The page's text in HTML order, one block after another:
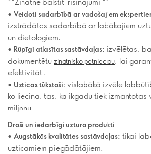
• Veidoti sadarbībā ar vadošajiem
izstrādātas sadarbībā ar labākajiem
un dietologiem.
• Rūpīgi atlasītas sastāvdaļas: izvēlētas,
dokumentētu zinātnisko pētniecību, lai
efektivitāti.
• Uzticas tūkstoši: vislabākā izvēle
ko liecina, tas, ka ikgadu tiek izmantotas
miljonu .
Droši un iedarbīgi uztura produkti
• Augstākās kvalitātes sastāvdaļas: tikai
uzticamiem piegādātājiem.